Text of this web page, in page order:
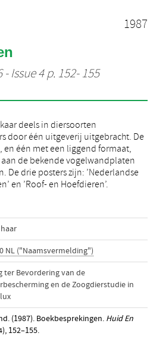
1987
Issue 4 p. 152- 155
deels in diersoorten
door één uitgeverij uitgebracht. De
en één met een liggend formaat,
de bekende vogelwandplaten
De drie posters zijn: ’Nederlandse
en ’Roof- en Hoefdieren’.
NL ("Naamsvermelding")
ter Bevordering van de
en de Zoogdierstudie in
(1987). Boekbesprekingen. Huid En
152–155.